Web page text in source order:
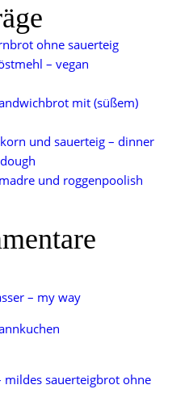
ohne sauerteig
– vegan
mit (süßem)
und sauerteig – dinner
und roggenpoolish
– my way
mildes sauerteigbrot ohne